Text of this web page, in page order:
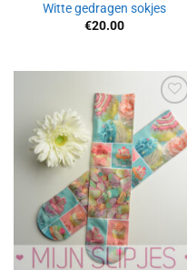
Witte gedragen sokjes
€20.00
Aan
verlanglijst
toevoegen